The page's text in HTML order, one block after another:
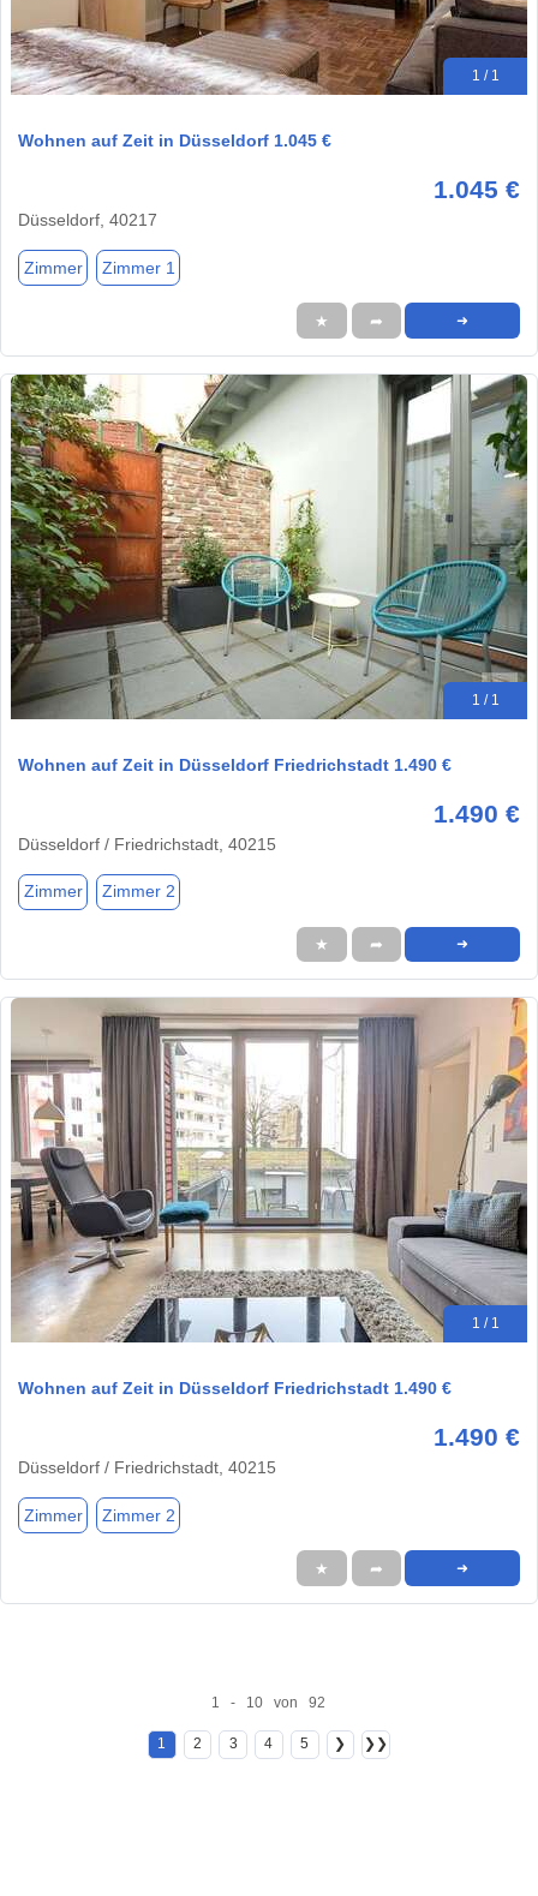
1 / 1
Wohnen auf Zeit in Düsseldorf 1.045 €
1.045 €
Düsseldorf, 40217
Zimmer Zimmer 1
★ ➦ ➜
1 / 1
Wohnen auf Zeit in Düsseldorf Friedrichstadt 1.490 €
1.490 €
Düsseldorf / Friedrichstadt, 40215
Zimmer Zimmer 2
★ ➦ ➜
1 / 1
Wohnen auf Zeit in Düsseldorf Friedrichstadt 1.490 €
1.490 €
Düsseldorf / Friedrichstadt, 40215
Zimmer Zimmer 2
★ ➦ ➜
1 - 10 von 92
1 2 3 4 5 ❯ ❯❯